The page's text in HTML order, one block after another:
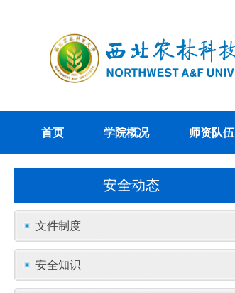
首页 学院概况 师资队伍
安全动态
文件制度
安全知识